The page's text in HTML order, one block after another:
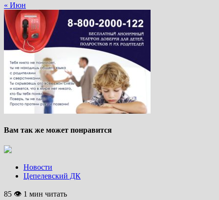
« Июн
Вам так же может понравится
Новости
Цепелевский ДК
85 👁 1 мин читать